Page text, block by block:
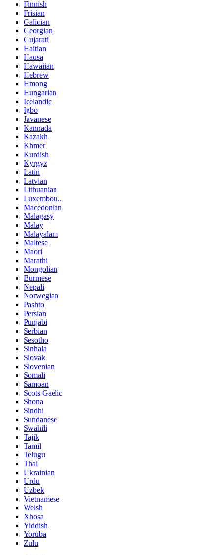
Finnish
Frisian
Galician
Georgian
Gujarati
Haitian
Hausa
Hawaiian
Hebrew
Hmong
Hungarian
Icelandic
Igbo
Javanese
Kannada
Kazakh
Khmer
Kurdish
Kyrgyz
Latin
Latvian
Lithuanian
Luxembou..
Macedonian
Malagasy
Malay
Malayalam
Maltese
Maori
Marathi
Mongolian
Burmese
Nepali
Norwegian
Pashto
Persian
Punjabi
Serbian
Sesotho
Sinhala
Slovak
Slovenian
Somali
Samoan
Scots Gaelic
Shona
Sindhi
Sundanese
Swahili
Tajik
Tamil
Telugu
Thai
Ukrainian
Urdu
Uzbek
Vietnamese
Welsh
Xhosa
Yiddish
Yoruba
Zulu